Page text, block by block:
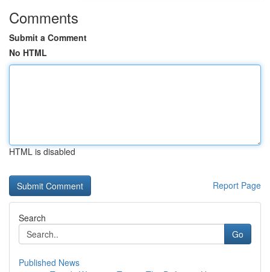
Comments
Submit a Comment
No HTML
HTML is disabled
Report Page
Search
Go
Published News